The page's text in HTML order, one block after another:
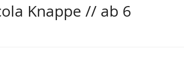
Knappe // ab 6